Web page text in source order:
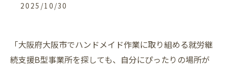
2025/10/30
「大阪府大阪市でハンドメイド作業に取り組める就労継
続支援B型事業所を探しても、自分にぴったりの場所が